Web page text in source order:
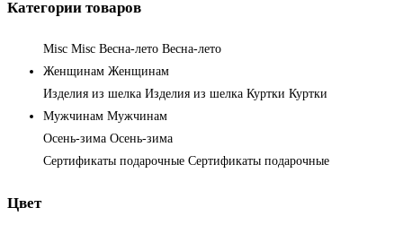
Категории товаров
Misc Misc Весна-лето Весна-лето
Женщинам Женщинам
Изделия из шелка Изделия из шелка Куртки Куртки
Мужчинам Мужчинам
Осень-зима Осень-зима
Сертификаты подарочные Сертификаты подарочные
Цвет